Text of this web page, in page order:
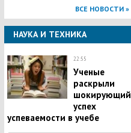
ВСЕ НОВОСТИ »
НАУКА И ТЕХНИКА
22:55
Ученые
раскрыли
шокирующий
успех
успеваемости в учебе